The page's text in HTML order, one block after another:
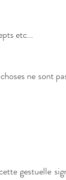
etc...
ne sont
gestuelle